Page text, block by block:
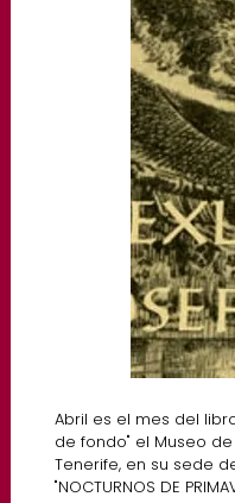
Abril es el mes del
de fondo" el Museo
Tenerife, en su sede
"NOCTURNOS DE